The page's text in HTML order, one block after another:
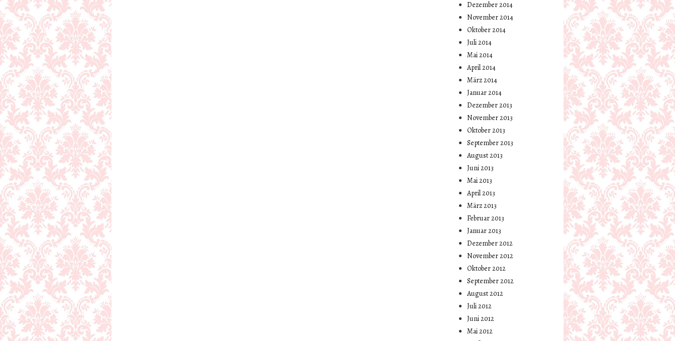
Dezember 2014
November 2014
Oktober 2014
Juli 2014
Mai 2014
April 2014
März 2014
Januar 2014
Dezember 2013
November 2013
Oktober 2013
September 2013
August 2013
Juni 2013
Mai 2013
April 2013
März 2013
Februar 2013
Januar 2013
Dezember 2012
November 2012
Oktober 2012
September 2012
August 2012
Juli 2012
Juni 2012
Mai 2012